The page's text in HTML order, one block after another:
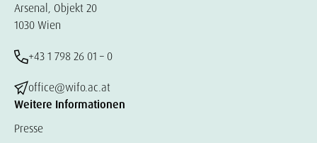
Arsenal, Objekt 20
1030 Wien
+43 1 798 26 01 – 0
office@wifo.ac.at
Weitere Informationen
Presse